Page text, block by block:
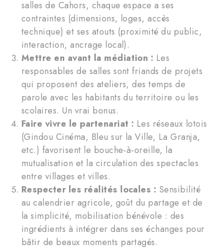
salles de Cahors, chaque espace a ses
contraintes (dimensions, loges, accès
technique) et ses atouts (proximité du public,
interaction, ancrage local).
Mettre en avant la médiation : Les
responsables de salles sont friands de projets
qui proposent des ateliers, des temps de
parole avec les habitants du territoire ou les
scolaires. Un vrai bonus.
Faire vivre le partenariat : Les réseaux lotois
(Gindou Cinéma, Bleu sur la Ville, La Granja,
etc.) favorisent le bouche-à-oreille, la
mutualisation et la circulation des spectacles
entre villages et villes.
Respecter les réalités locales : Sensibilité
au calendrier agricole, goût du partage et de
la simplicité, mobilisation bénévole : des
ingrédients à intégrer dans ses échanges pour
bâtir de beaux moments partagés.